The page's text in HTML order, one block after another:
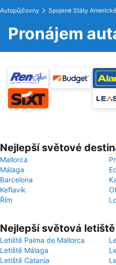
Autopůjčovny Spojené Státy
Pronájem
Nejlepší světové
Mallorca
Málaga
Barcelona
Keflavík
Řím
Nejlepší světová letiště
Letiště Palma de Mallorca
Letiště Málaga
Letiště Catania